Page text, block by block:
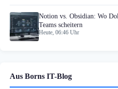
Notion vs. Obsidian: Wo
Teams scheitern
Heute, 06:46 Uhr
Aus Borns IT-Blog